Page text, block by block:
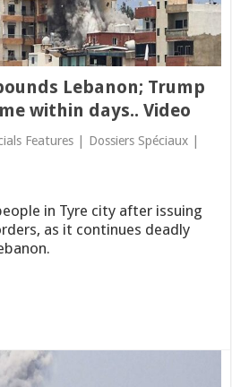
Lebanon; Trump
within days.. Video
Features | Dossiers Spéciaux |
in Tyre city after issuing
as it continues deadly